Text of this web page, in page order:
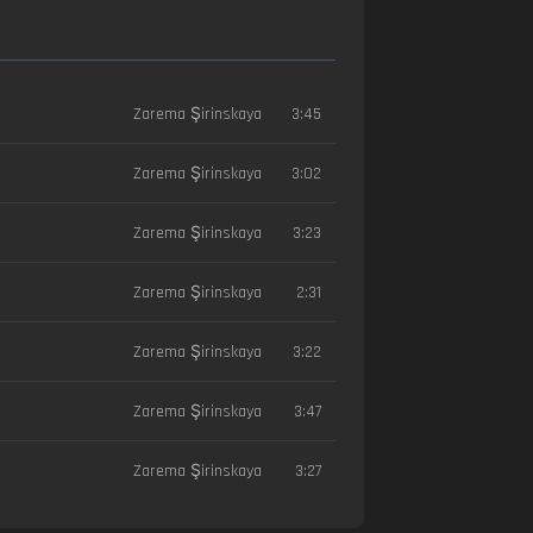
Zarema Şirinskaya 3:45
Zarema Şirinskaya 3:02
Zarema Şirinskaya 3:23
Zarema Şirinskaya 2:31
Zarema Şirinskaya 3:22
Zarema Şirinskaya 3:47
Zarema Şirinskaya 3:27